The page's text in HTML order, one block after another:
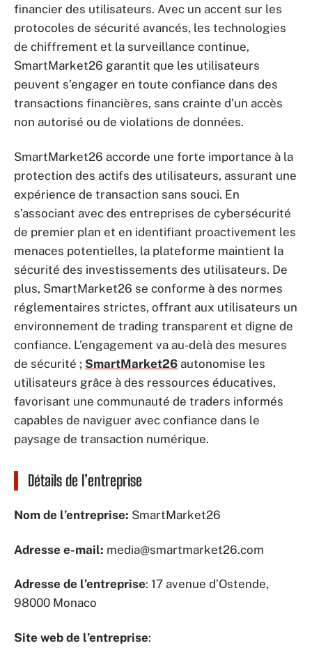
financier des utilisateurs. Avec un accent sur les
protocoles de sécurité avancés, les technologies
de chiffrement et la surveillance continue,
SmartMarket26 garantit que les utilisateurs
peuvent s’engager en toute confiance dans des
transactions financières, sans crainte d’un accès
non autorisé ou de violations de données.
SmartMarket26 accorde une forte importance à la
protection des actifs des utilisateurs, assurant une
expérience de transaction sans souci. En
s’associant avec des entreprises de cybersécurité
de premier plan et en identifiant proactivement les
menaces potentielles, la plateforme maintient la
sécurité des investissements des utilisateurs. De
plus, SmartMarket26 se conforme à des normes
réglementaires strictes, offrant aux utilisateurs un
environnement de trading transparent et digne de
confiance. L’engagement va au-delà des mesures
de sécurité ; SmartMarket26 autonomise les
utilisateurs grâce à des ressources éducatives,
favorisant une communauté de traders informés
capables de naviguer avec confiance dans le
paysage de transaction numérique.
Détails de l’entreprise
Nom de l’entreprise: SmartMarket26
Adresse e-mail: media@smartmarket26.com
Adresse de l’entreprise: 17 avenue d’Ostende,
98000 Monaco
Site web de l’entreprise: